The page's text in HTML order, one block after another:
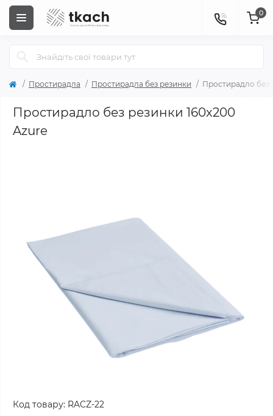
0
Простирадла Простирадла без резинки Простирадло без
Простирадло без резинки 160x200
Azure
Код товару: RACZ-22